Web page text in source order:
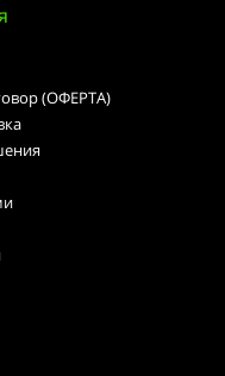
(ОФЕРТА)